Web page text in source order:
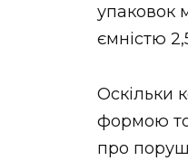
упаковок
ємністю
Оскільки
формою
про